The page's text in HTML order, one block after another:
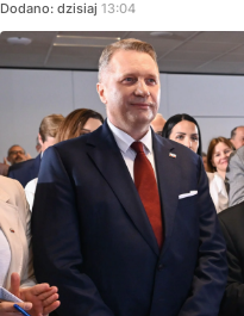
Dodano: dzisiaj 13:04